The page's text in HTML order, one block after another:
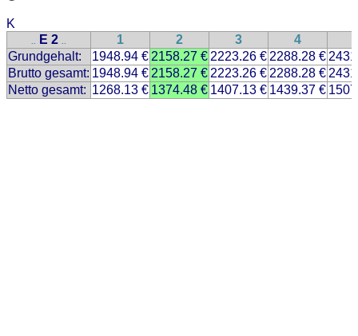
K
.. E 2 .. 1 2 3 4
Grundgehalt:
1948.94 € 2158.27 € 2223.26 € 2288.28 €
Brutto gesamt: 1948.94 € 2158.27 € 2223.26 € 2288.28 €
Netto gesamt: 1268.13 € 1374.48 € 1407.13 € 1439.37 €